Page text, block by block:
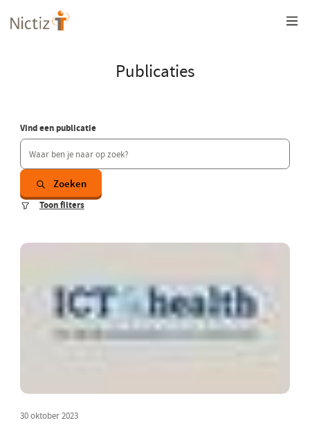
Overslaan
en
Publicaties
Vind een publicatie
Zoeken
Toon filters
30 oktober 2023